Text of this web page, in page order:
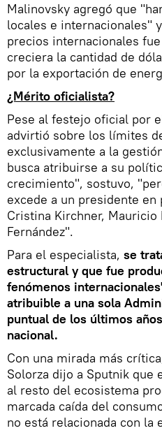
Malinovsky agregó que
locales e internacionales"
precios internacionales
creciera la cantidad de
por la exportación de
¿Mérito oficialista?
Pese al festejo oficial por
advirtió sobre los límites
exclusivamente a la
busca atribuirse a su
crecimiento", sostuvo,
excede a un presidente
Cristina Kirchner,
Fernández".
Para el especialista, se
estructural y que fue
fenómenos
atribuible a una sola
puntual de los últimos
nacional.
Con una mirada más
Solorza dijo a Sputnik que
al resto del ecosistema
marcada caída del
no está relacionada con la